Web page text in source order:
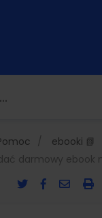
ebooki 📗
darmowy ebook